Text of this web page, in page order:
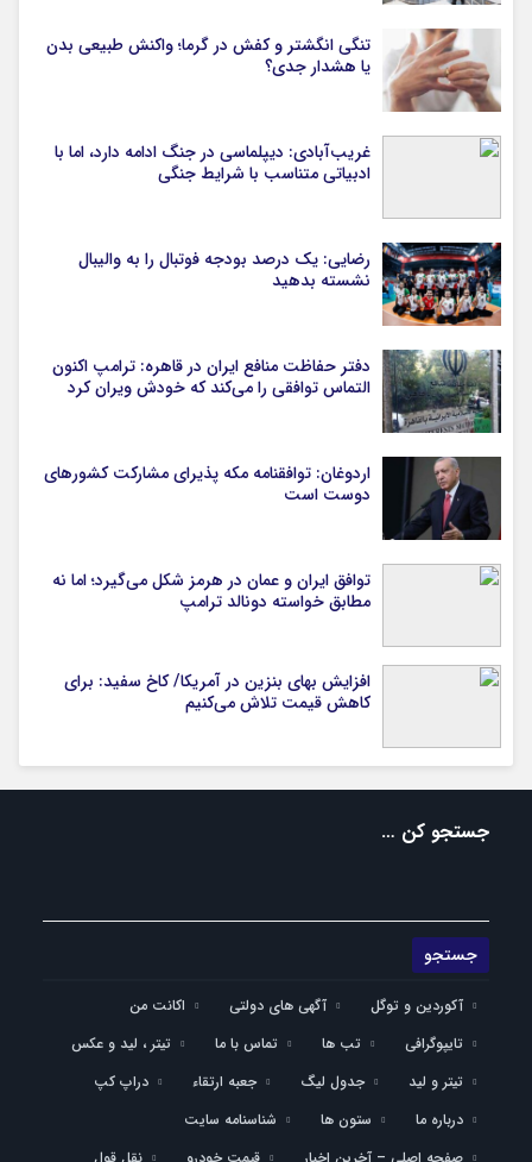
تنگی انگشتر و کفش در گرما؛ واکنش طبیعی بدن
یا هشدار جدی؟
غریب‌آبادی: دیپلماسی در جنگ ادامه دارد، اما با
ادبیاتی متناسب با شرایط جنگی
رضایی: یک درصد بودجه فوتبال را به والیبال
نشسته بدهید
دفتر حفاظت منافع ایران در قاهره: ترامپ اکنون
التماس توافقی را می‌کند که خودش ویران کرد
اردوغان: توافقنامه مکه پذیرای مشارکت کشورهای
دوست است
توافق ایران و عمان در هرمز شکل می‌گیرد؛ اما نه
مطابق خواسته دونالد ترامپ
افزایش بهای بنزین در آمریکا/ کاخ سفید: برای
کاهش قیمت تلاش می‌کنیم
جستجو کن …
آکوردین و توگل آگهی های دولتی
اکانت من
تایپوگرافی
تب ها تماس با ما
تیتر ، لید و عکس
تیتر و لید
جدول لیگ جعبه ارتقاء
دراپ کپ
درباره ما
ستون ها
شناسنامه سایت